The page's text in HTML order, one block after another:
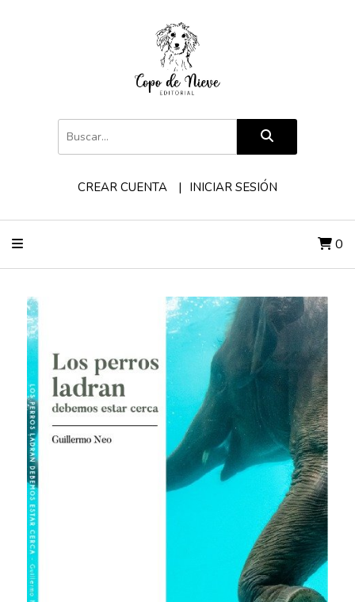
CREAR CUENTA INICIAR SESIÓN
0